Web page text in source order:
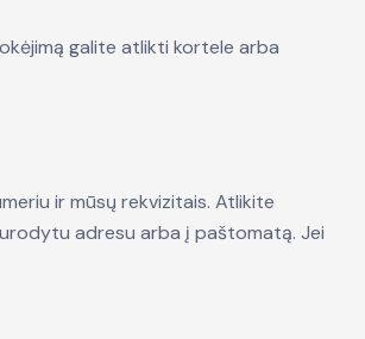
galite atlikti kortele arba
ir mūsų rekvizitais. Atlikite
adresu arba į paštomatą. Jei